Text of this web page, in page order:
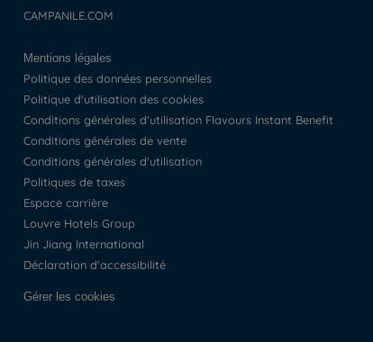
CAMPANILE.COM
Mentions légales
Politique des données personnelles
Politique d'utilisation des cookies
Conditions générales d'utilisation Flavours Instant Benefit
Conditions générales de vente
Conditions générales d'utilisation
Politiques de taxes
Espace carrière
Louvre Hotels Group
Jin Jiang International
Déclaration d'accessibilité
Gérer les cookies